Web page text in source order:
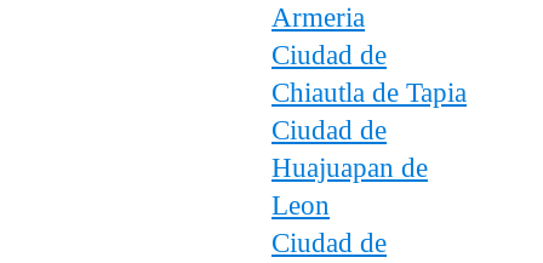
Armeria
Ciudad de
Chiautla de Tapia
Ciudad de
Huajuapan de
Leon
Ciudad de